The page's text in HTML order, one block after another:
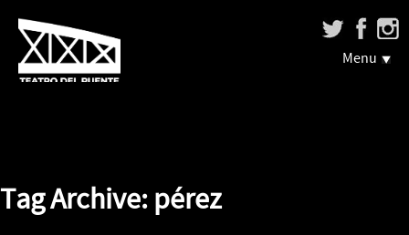
Menu
Tag Archive: pérez